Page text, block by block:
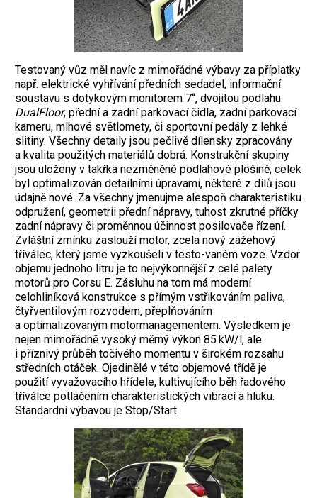
Testovaný vůz měl navíc z mimořádné výbavy za příplatky
např. elektrické vyhřívání předních sedadel, informační
soustavu s dotykovým monitorem 7“, dvojitou podlahu
DualFloor, přední a zadní parkovací čidla, zadní parkovací
kameru, mlhové světlomety, či sportovní pedály z lehké
slitiny. Všechny detaily jsou pečlivě dílensky zpracovány
a kvalita použitých materiálů dobrá. Konstrukční skupiny
jsou uloženy v takřka nezměněné podlahové plošině; celek
byl optimalizován detailními úpravami, některé z dílů jsou
údajně nové. Za všechny jmenujme alespoň charakteristiku
odpružení, geometrii přední nápravy, tuhost zkrutné příčky
zadní nápravy či proměnnou účinnost posilovače řízení.
Zvláštní zmínku zaslouží motor, zcela nový zážehový
tříválec, který jsme vyzkoušeli v testo-vaném voze. Vzdor
objemu jednoho litru je to nejvýkonnější z celé palety
motorů pro Corsu E. Zásluhu na tom má moderní
celohliníková konstrukce s přímým vstřikováním paliva,
čtyřventilovým rozvodem, přeplňováním
a optimalizovaným motormanagementem. Výsledkem je
nejen mimořádně vysoký měrný výkon 85 kW/l, ale
i příznivý průběh točivého momentu v širokém rozsahu
středních otáček. Ojedinělé v této objemové třídě je
použití vyvažovacího hřídele, kultivujícího běh řadového
tříválce potlačením charakteristických vibrací a hluku.
Standardní výbavou je Stop/Start.